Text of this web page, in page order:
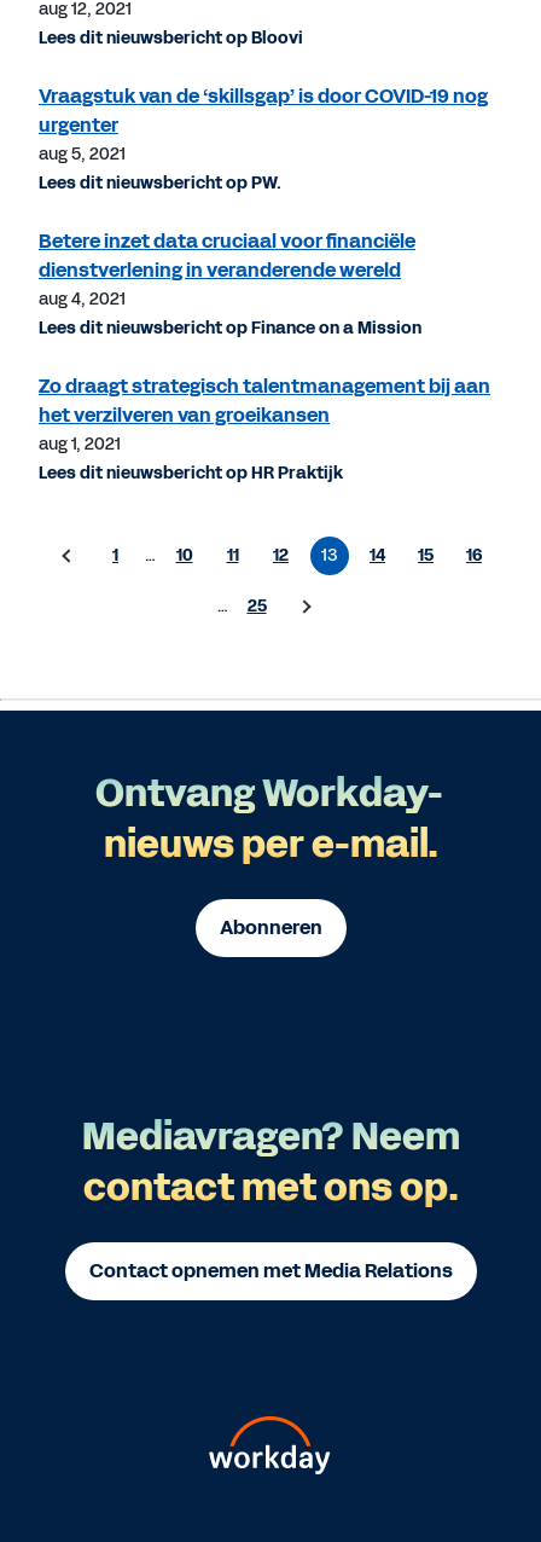
aug 12, 2021
Lees dit nieuwsbericht op Bloovi
Vraagstuk van de ‘skillsgap’ is door COVID-19 nog
urgenter
aug 5, 2021
Lees dit nieuwsbericht op PW.
Betere inzet data cruciaal voor financiële
dienstverlening in veranderende wereld
aug 4, 2021
Lees dit nieuwsbericht op Finance on a Mission
Zo draagt strategisch talentmanagement bij aan
het verzilveren van groeikansen
aug 1, 2021
Lees dit nieuwsbericht op HR Praktijk
1 … 10 11 12 13 14 15 16
… 25
Ontvang Workday-
nieuws per e-mail.
Abonneren
Mediavragen? Neem
contact met ons op.
Contact opnemen met Media Relations